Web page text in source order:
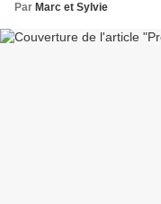
Par Marc et Sylvie